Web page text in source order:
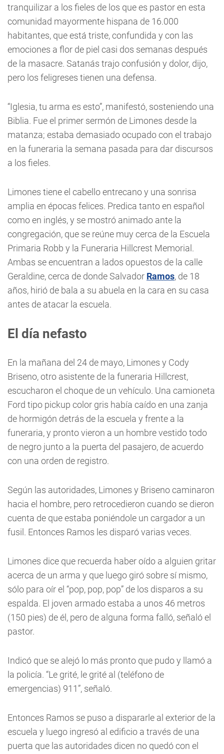
tranquilizar a los fieles de los que es pastor en esta
comunidad mayormente hispana de 16.000
habitantes, que está triste, confundida y con las
emociones a flor de piel casi dos semanas después
de la masacre. Satanás trajo confusión y dolor, dijo,
pero los feligreses tienen una defensa.
“Iglesia, tu arma es esto”, manifestó, sosteniendo una
Biblia. Fue el primer sermón de Limones desde la
matanza; estaba demasiado ocupado con el trabajo
en la funeraria la semana pasada para dar discursos
a los fieles.
Limones tiene el cabello entrecano y una sonrisa
amplia en épocas felices. Predica tanto en español
como en inglés, y se mostró animado ante la
congregación, que se reúne muy cerca de la Escuela
Primaria Robb y la Funeraria Hillcrest Memorial.
Ambas se encuentran a lados opuestos de la calle
Geraldine, cerca de donde Salvador Ramos, de 18
años, hirió de bala a su abuela en la cara en su casa
antes de atacar la escuela.
El día nefasto
En la mañana del 24 de mayo, Limones y Cody
Briseno, otro asistente de la funeraria Hillcrest,
escucharon el choque de un vehículo. Una camioneta
Ford tipo pickup color gris había caído en una zanja
de hormigón detrás de la escuela y frente a la
funeraria, y pronto vieron a un hombre vestido todo
de negro junto a la puerta del pasajero, de acuerdo
con una orden de registro.
Según las autoridades, Limones y Briseno caminaron
hacia el hombre, pero retrocedieron cuando se dieron
cuenta de que estaba poniéndole un cargador a un
fusil. Entonces Ramos les disparó varias veces.
Limones dice que recuerda haber oído a alguien gritar
acerca de un arma y que luego giró sobre sí mismo,
sólo para oír el “pop, pop, pop” de los disparos a su
espalda. El joven armado estaba a unos 46 metros
(150 pies) de él, pero de alguna forma falló, señaló el
pastor.
Indicó que se alejó lo más pronto que pudo y llamó a
la policía. “Le grité, le grité al (teléfono de
emergencias) 911”, señaló.
Entonces Ramos se puso a dispararle al exterior de la
escuela y luego ingresó al edificio a través de una
puerta que las autoridades dicen no quedó con el